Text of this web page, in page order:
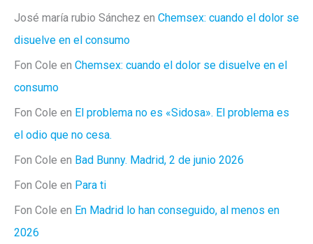
José maría rubio Sánchez en Chemsex: cuando el dolor se
disuelve en el consumo
Fon Cole en Chemsex: cuando el dolor se disuelve en el
consumo
Fon Cole en El problema no es «Sidosa». El problema es
el odio que no cesa.
Fon Cole en Bad Bunny. Madrid, 2 de junio 2026
Fon Cole en Para ti
Fon Cole en En Madrid lo han conseguido, al menos en
2026